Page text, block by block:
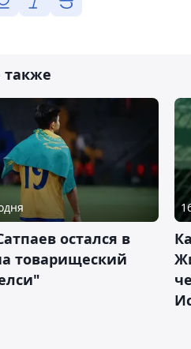
также
остался в
товарищеский